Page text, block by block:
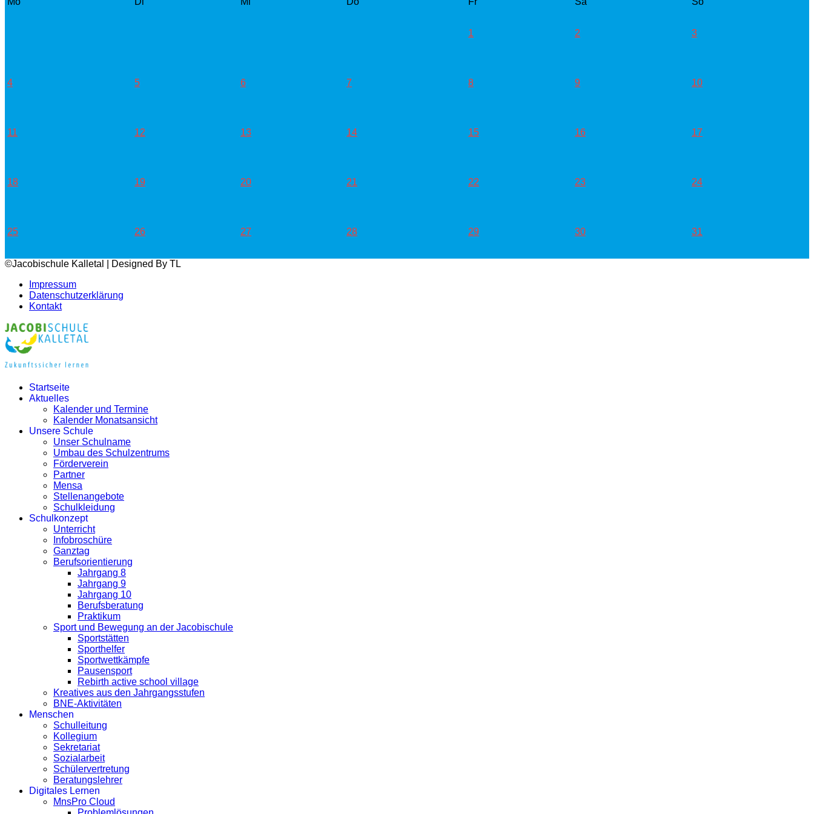
1 2 3
4 5 6 7 8 9 10
11 12 13 14 15 16 17
18 19 20 21 22 23 24
25 26 27 28 29 30 31
©Jacobischule Kalletal | Designed By TL
Impressum
Datenschutzerklärung
Kontakt
Startseite
Aktuelles
Kalender und Termine
Kalender Monatsansicht
Unsere Schule
Unser Schulname
Umbau des Schulzentrums
Förderverein
Partner
Mensa
Stellenangebote
Schulkleidung
Schulkonzept
Unterricht
Infobroschüre
Ganztag
Berufsorientierung
Jahrgang 8
Jahrgang 9
Jahrgang 10
Berufsberatung
Praktikum
Sport und Bewegung an der Jacobischule
Sportstätten
Sporthelfer
Sportwettkämpfe
Pausensport
Rebirth active school village
Kreatives aus den Jahrgangsstufen
BNE-Aktivitäten
Menschen
Schulleitung
Kollegium
Sekretariat
Sozialarbeit
Schülervertretung
Beratungslehrer
Digitales Lernen
MnsPro Cloud